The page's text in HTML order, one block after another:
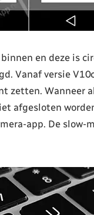
en deze is
Vanaf versie
zetten. Wanneer
afgesloten
app. De